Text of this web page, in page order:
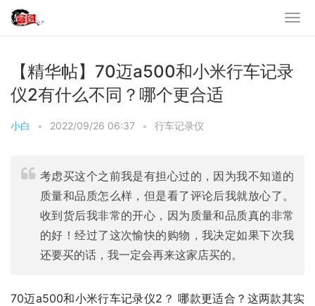
【精华帖】70迈a500和小米行车记录
仪2有什么不同？哪个更合适
小白 • 2022/09/26 06:37 • 行车记录仪
考虑买这个之前我是有担心过的，因为我不知道的
质量和品质怎么样，但是看了评论后我就放心了。
收到货后我非常的开心，因为质量和品质真的非常
的好！经过了这次愉快的购物，我决定如果下次我
还要买的话，我一定会再来这家店买的。
70迈a500和小米行车记录仪2？ 哪款更适合？这两款其实